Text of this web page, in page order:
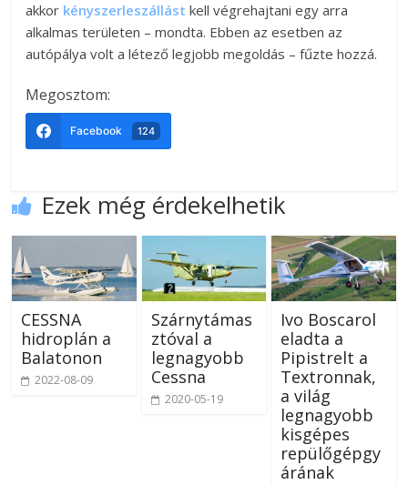
akkor kényszerleszállást kell végrehajtani egy arra
alkalmas területen – mondta. Ebben az esetben az
autópálya volt a létező legjobb megoldás – fűzte hozzá.
Megosztom:
Facebook 124
Ezek még érdekelhetik
CESSNA
hidroplán a
Balatonon
2022-08-09
Szárnytámas
ztóval a
legnagyobb
Cessna
2020-05-19
Ivo Boscarol
eladta a
Pipistrelt a
Textronnak,
a világ
legnagyobb
kisgépes
repülőgépgy
árának